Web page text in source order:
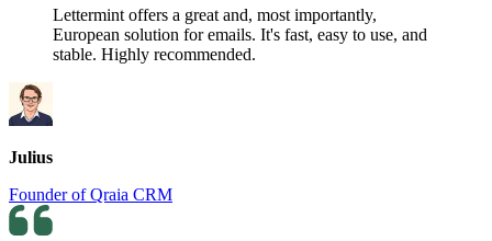
Lettermint offers a great and, most importantly,
European solution for emails. It's fast, easy to use, and
stable. Highly recommended.
Julius
Founder of Qraia CRM